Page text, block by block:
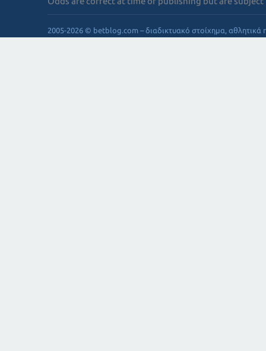
2005-2026 © betblog.com – διαδικτυακό στοίχημα, αθλητικά